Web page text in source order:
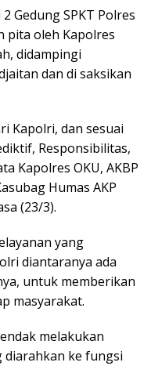
Gedung SPKT Polres
pita oleh Kapolres
didampingi
dan di saksikan
Kapolri, dan sesuai
Responsibilitas,
Kapolres OKU, AKBP
Humas AKP
(23/3).
yang
diantaranya ada
untuk memberikan
masyarakat.
melakukan
diarahkan ke fungsi